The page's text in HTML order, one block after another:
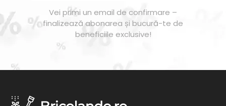
Vei primi un email de confirmare –
finalizează abonarea și bucură-te de
beneficiile exclusive!